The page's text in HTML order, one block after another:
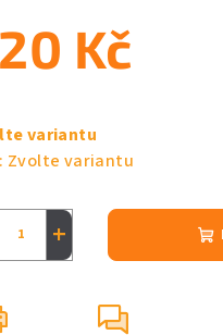
Kč
variantu
Zvolte variantu
+